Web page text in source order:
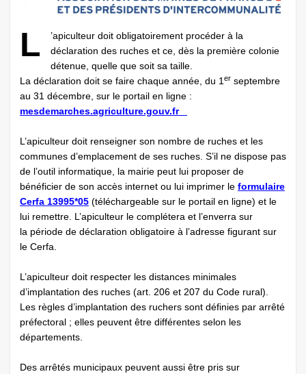
L
’apiculteur doit obligatoirement procéder à la
déclaration des ruches et ce, dès la première colonie
détenue, quelle que soit sa taille.
La déclaration doit se faire chaque année, du 1er septembre
au 31 décembre, sur le portail en ligne :
mesdemarches.agriculture.gouv.fr
L’apiculteur doit renseigner son nombre de ruches et les
communes d’emplacement de ses ruches. S’il ne dispose pas
de l’outil informatique, la mairie peut lui proposer de
bénéficier de son accès internet ou lui imprimer le formulaire
Cerfa 13995*05 (téléchargeable sur le portail en ligne) et le
lui remettre. L’apiculteur le complétera et l’enverra sur
la période de déclaration obligatoire à l’adresse figurant sur
le Cerfa.
L’apiculteur doit respecter les distances minimales
d’implantation des ruches (art. 206 et 207 du Code rural).
Les règles d’implantation des ruchers sont définies par arrêté
préfectoral ; elles peuvent être différentes selon les
départements.
Des arrêtés municipaux peuvent aussi être pris sur